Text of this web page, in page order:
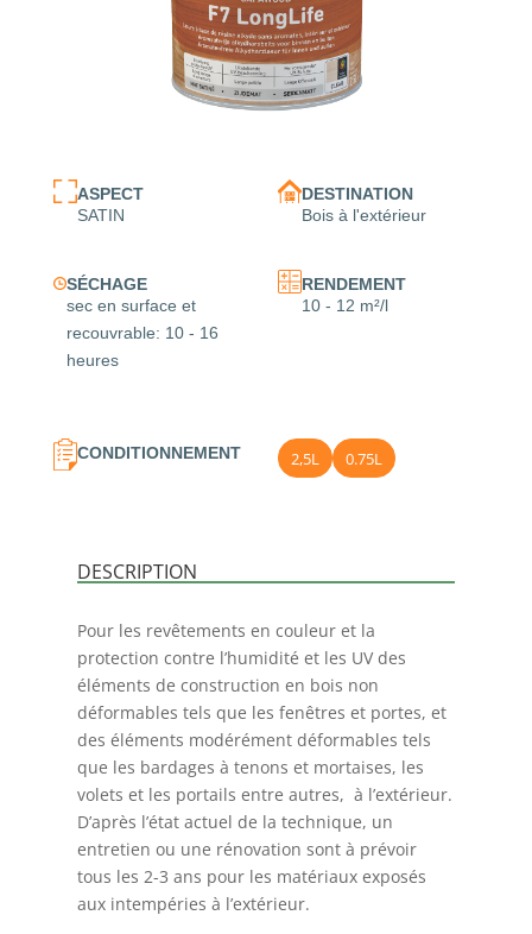
ASPECT
SATIN
DESTINATION
Bois à l'extérieur
SÉCHAGE
sec en surface et
recouvrable: 10 - 16
heures
RENDEMENT
10 - 12 m²/l
CONDITIONNEMENT 2,5L 0.75L
DESCRIPTION
Pour les revêtements en couleur et la
protection contre l’humidité et les UV des
éléments de construction en bois non
déformables tels que les fenêtres et portes, et
des éléments modérément déformables tels
que les bardages à tenons et mortaises, les
volets et les portails entre autres, à l’extérieur.
D’après l’état actuel de la technique, un
entretien ou une rénovation sont à prévoir
tous les 2-3 ans pour les matériaux exposés
aux intempéries à l’extérieur.